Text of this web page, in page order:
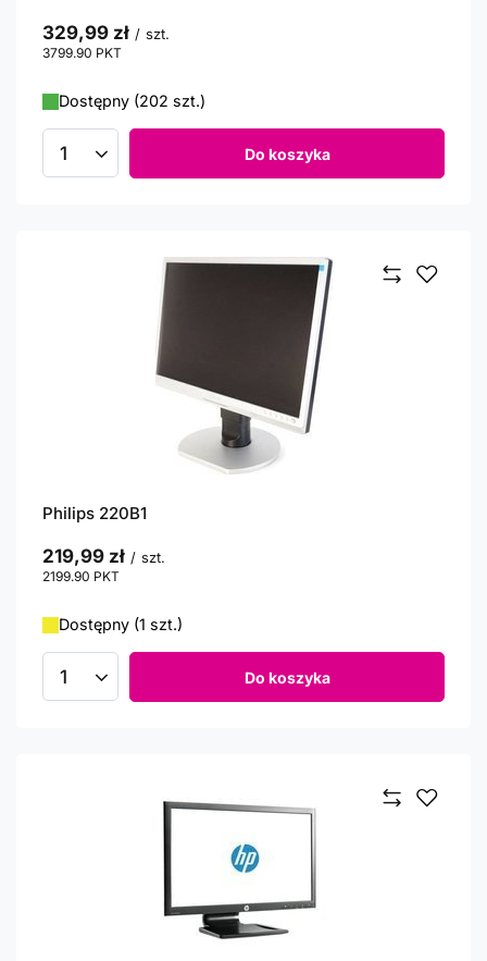
329,99 zł / szt.
3799.90 PKT
Dostępny (202 szt.)
Ilość produktów Do koszyka
Philips 220B1
219,99 zł / szt.
2199.90 PKT
Dostępny (1 szt.)
Ilość produktów Do koszyka